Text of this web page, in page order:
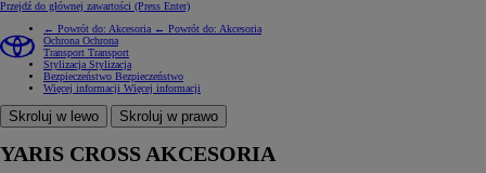
Przejdź do głównej zawartości (Press Enter)
← Powrót do: Akcesoria ← Powrót do: Akcesoria
Ochrona Ochrona
Transport Transport
Stylizacja Stylizacja
Bezpieczeństwo Bezpieczeństwo
Więcej informacji Więcej informacji
Skroluj w lewo Skroluj w prawo
YARIS CROSS AKCESORIA